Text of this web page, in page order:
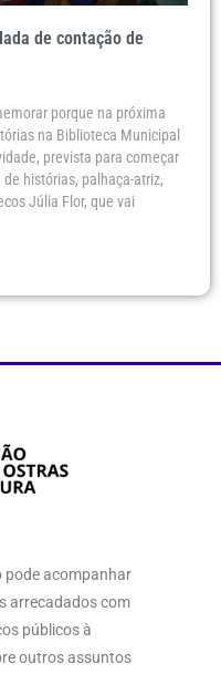
de contação de
porque na próxima
na Biblioteca Municipal
prevista para começar
histórias, palhaça-atriz,
Júlia Flor, que vai
pode acompanhar
arrecadados com
públicos à
outros assuntos